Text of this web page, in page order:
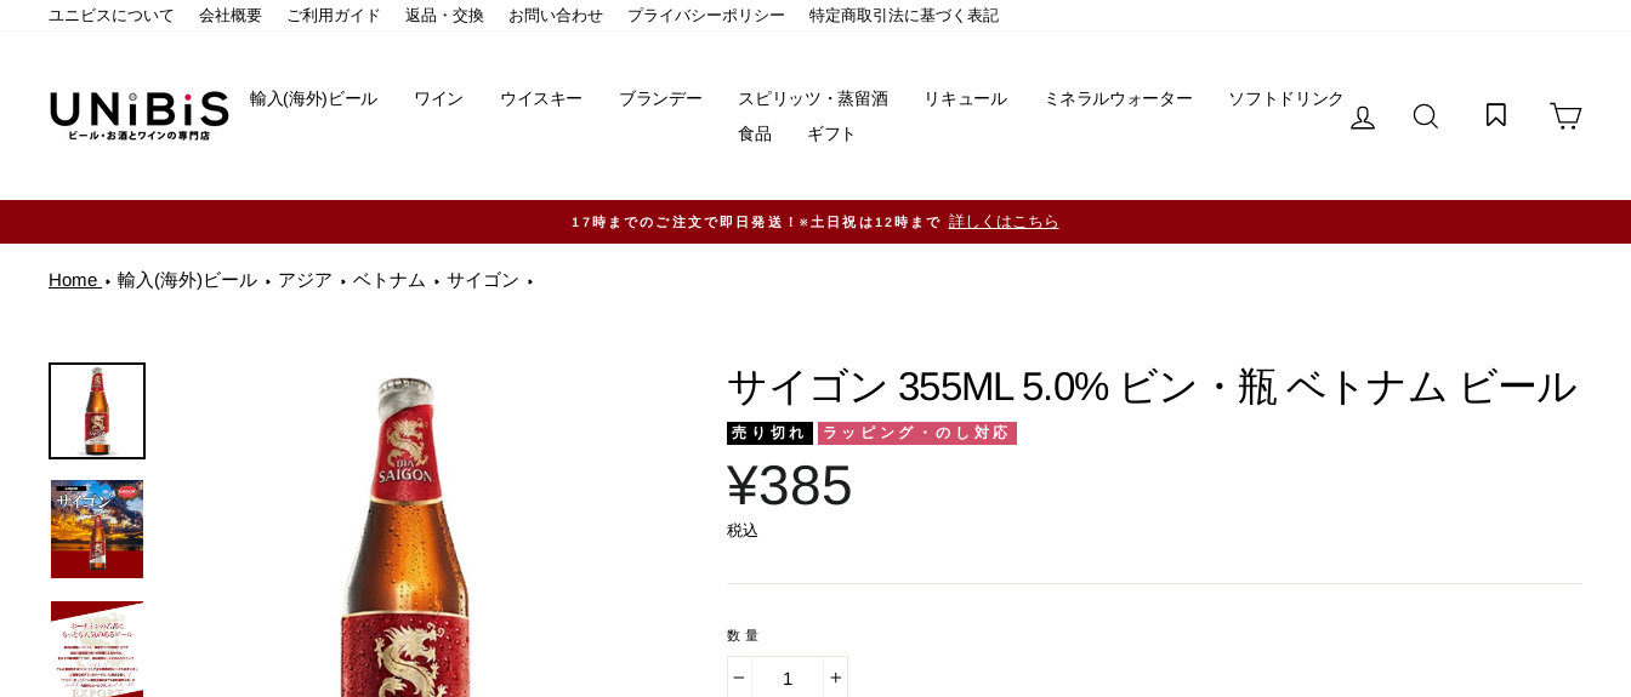
ッ
す
ユニビスについて 会社概要 ご利用ガイド 返品・交換 お問い合わせ プライバシーポリシー 特定商取引法に基づく表記
輸入(海外)ビール ワイン ウイスキー ブランデー スピリッツ・蒸留酒 リキュール ミネラルウォーター
ソフトドリンク
食品
ギフト
ログイン サイトを検索する
11,000円（税込）以上ご購入で送料無料！※一部地域除く
Home 輸入(海外)ビール アジア ベトナム サイゴン
サイゴン 355ML 5.0% ビン・瓶 ベトナム ビール
売り切れ ラッピング・のし対応
¥385
税込
数量